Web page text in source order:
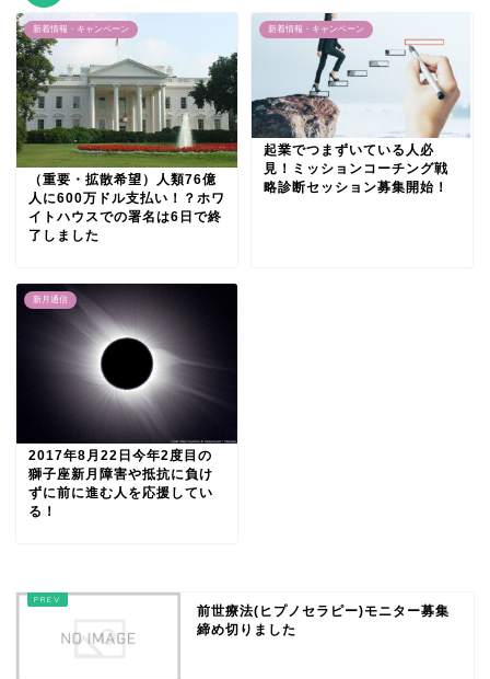
新着情報・キャンペーン
（重要・拡散希望）人類76億
人に600万ドル支払い！？ホワ
イトハウスでの署名は6日で終
了しました
新着情報・キャンペーン
起業でつまずいている人必
見！ミッションコーチング戦
略診断セッション募集開始！
新月通信
2017年8月22日今年2度目の
獅子座新月障害や抵抗に負け
ずに前に進む人を応援してい
る！
前世療法(ヒプノセラピー)モニター募集
締め切りました